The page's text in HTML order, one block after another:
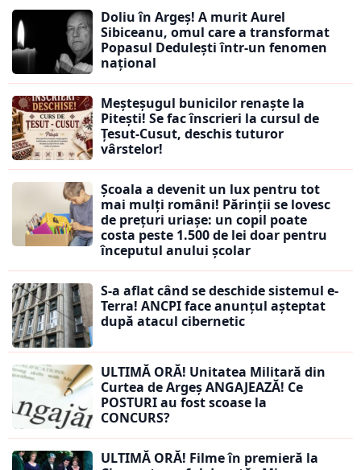
Doliu în Argeș! A murit Aurel
Sibiceanu, omul care a transformat
Popasul Dedulești într-un fenomen
național
Meșteșugul bunicilor renaște la
Pitești! Se fac înscrieri la cursul de
Țesut-Cusut, deschis tuturor
vârstelor!
Școala a devenit un lux pentru tot
mai mulți români! Părinții se lovesc
de prețuri uriașe: un copil poate
costa peste 1.500 de lei doar pentru
începutul anului școlar
S-a aflat când se deschide sistemul e-
Terra! ANCPI face anunțul așteptat
după atacul cibernetic
ULTIMĂ ORĂ! Unitatea Militară din
Curtea de Argeș ANGAJEAZĂ! Ce
POSTURI au fost scoase la
CONCURS?
ULTIMĂ ORĂ! Filme în premieră la